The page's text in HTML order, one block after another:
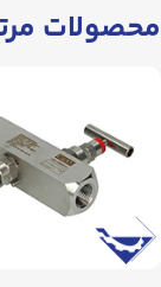
محصولات